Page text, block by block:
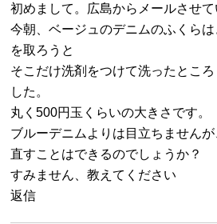
初めまして。広島からメールさせて
今朝、ベージュのデニムのふくら
を取ろうと
そこだけ洗剤をつけて洗ったとこ
した。
丸く500円玉くらいの大きさです。
ブルーデニムよりは目立ちません
直すことはできるのでしょうか？
すみません、教えてください
返信